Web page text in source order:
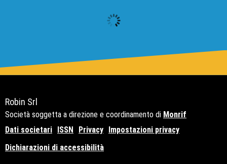
Robin Srl
Società soggetta a direzione e coordinamento di Monrif
Dati societari ISSN Privacy Impostazioni privacy
Dichiarazioni di accessibilità